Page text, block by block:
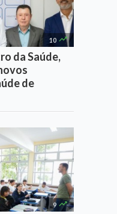
10 
da Saúde,
de
9 